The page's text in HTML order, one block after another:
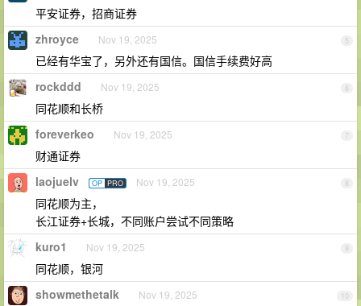
平安证券，招商证券
5
zhroyce Nov 19, 2025
已经有华宝了，另外还有国信。国信手续费好高
6
rockddd Nov 19, 2025
同花顺和长桥
7
foreverkeo Nov 19, 2025
财通证券
8
laojuelv OP PRO Nov 19, 2025
同花顺为主，
长江证券+长城，不同账户尝试不同策略
9
kuro1 Nov 19, 2025
同花顺，银河
10
showmethetalk Nov 19, 2025